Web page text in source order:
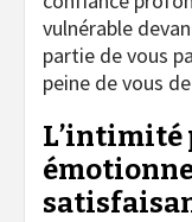
vulnérable
partie de vous
peine de vous
L’intimité